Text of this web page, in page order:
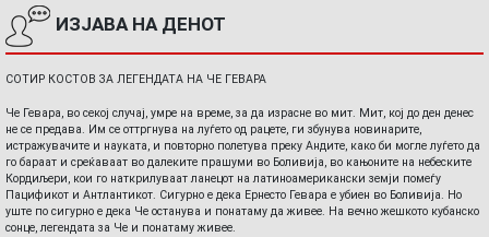
ИЗЈАВА НА ДЕНОТ
СОТИР КОСТОВ ЗА ЛЕГЕНДАТА НА ЧЕ ГЕВАРА
Че Гевара, во секој случај, умре на време, за да израсне во мит. Мит, кој до ден денес
не се предава. Им се оттргнува на луѓето од рацете, ги збунува новинарите,
истражувачите и науката, и повторно полетува преку Андите, како би могле луѓето да
го бараат и среќаваат во далеките прашуми во Боливија, во кањоните на небеските
Кордиљери, кои го наткрилуваат ланецот на латиноамерикански земји помеѓу
Пацификот и Антлантикот. Сигурно е дека Ернесто Гевара е убиен во Боливија. Но
уште по сигурно е дека Че останува и понатаму да живее. На вечно жешкото кубанско
сонце, легендата за Че и понатаму живее.